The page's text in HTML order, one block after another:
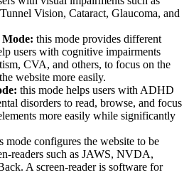
Vision, Cataract, Glaucoma, and
this mode provides different
users with cognitive impairments
CVA, and others, to focus on the
website more easily.
this mode helps users with ADHD
disorders to read, browse, and focus
more easily while significantly
mode configures the website to be
readers such as JAWS, NVDA,
A screen-reader is software for